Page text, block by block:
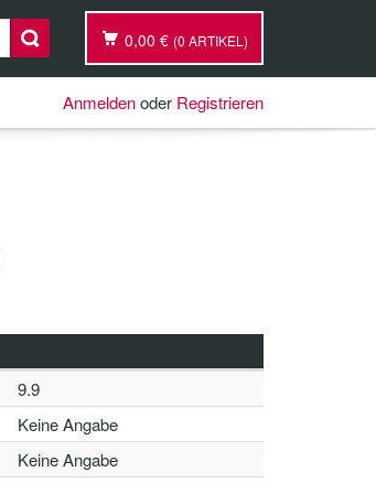
0,00 € (0 ARTIKEL)
Anmeldenoder Registrieren
9.9
Keine Angabe
Keine Angabe